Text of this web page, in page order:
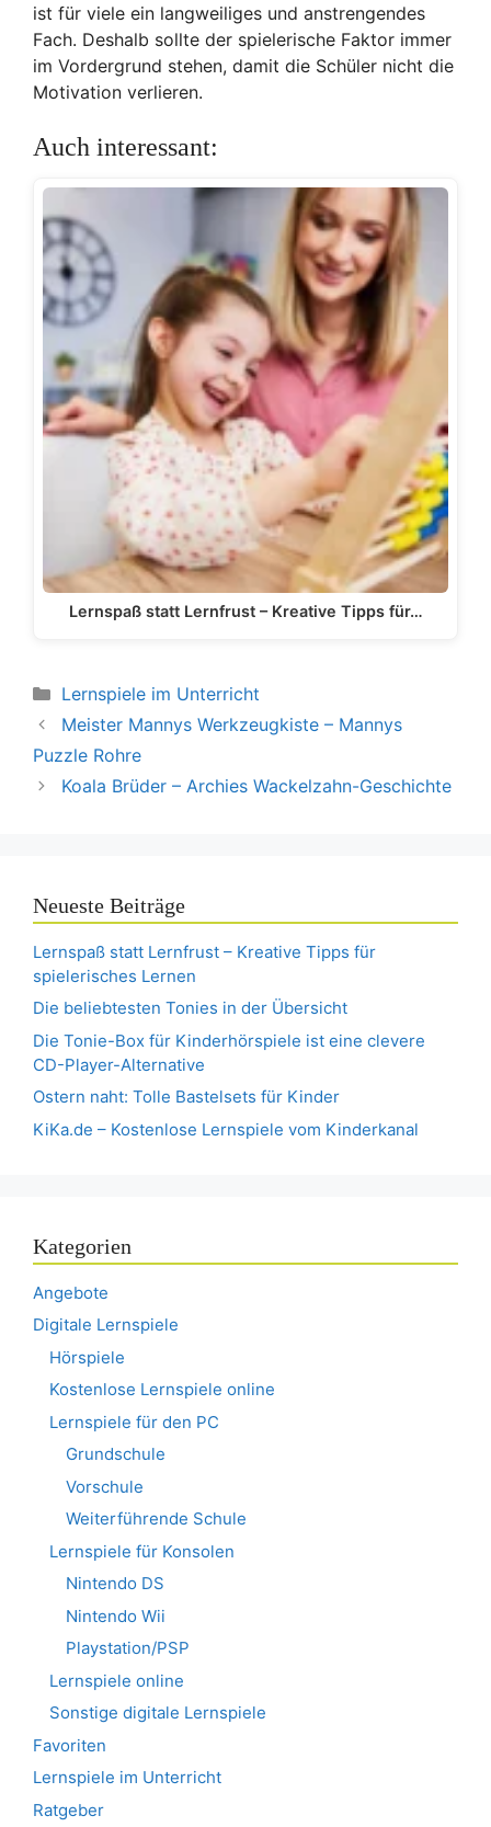
ist für viele ein langweiliges und anstrengendes
Fach. Deshalb sollte der spielerische Faktor immer
im Vordergrund stehen, damit die Schüler nicht die
Motivation verlieren.
Auch interessant:
Lernspaß statt Lernfrust – Kreative Tipps für…
Kategorien
Lernspiele im Unterricht
Meister Mannys Werkzeugkiste – Mannys
Puzzle Rohre
Koala Brüder – Archies Wackelzahn-Geschichte
Neueste Beiträge
Lernspaß statt Lernfrust – Kreative Tipps für
spielerisches Lernen
Die beliebtesten Tonies in der Übersicht
Die Tonie-Box für Kinderhörspiele ist eine clevere
CD-Player-Alternative
Ostern naht: Tolle Bastelsets für Kinder
KiKa.de – Kostenlose Lernspiele vom Kinderkanal
Kategorien
Angebote
Digitale Lernspiele
Hörspiele
Kostenlose Lernspiele online
Lernspiele für den PC
Grundschule
Vorschule
Weiterführende Schule
Lernspiele für Konsolen
Nintendo DS
Nintendo Wii
Playstation/PSP
Lernspiele online
Sonstige digitale Lernspiele
Favoriten
Lernspiele im Unterricht
Ratgeber